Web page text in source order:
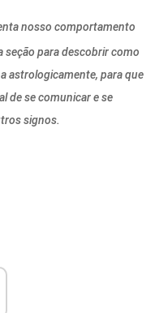
nosso comportamento
seção para descobrir como
astrologicamente, para que
de se comunicar e se
signos.